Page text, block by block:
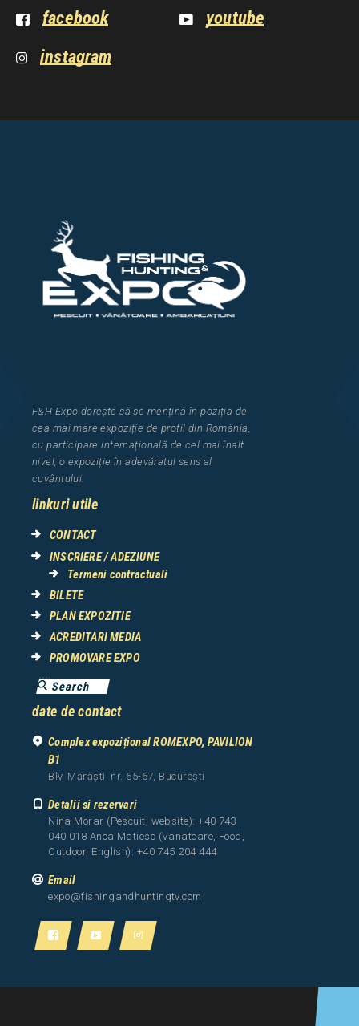
facebook
youtube
instagram
F&H Expo dorește să se mențină în poziția de
cea mai mare expoziție de profil din România,
cu participare internațională de cel maiînalt
nivel, o expoziție în adevăratul sens al
cuvântului.
linkuri utile
CONTACT
INSCRIERE / ADEZIUNE
Termeni contractuali
BILETE
PLAN EXPOZITIE
ACREDITARI MEDIA
PROMOVARE EXPO
date de contact
Complex expozițional ROMEXPO, PAVILION
B1
Blv. Mărăști, nr. 65-67, București
Detalii si rezervari
Nina Morar (Pescuit, website): +40 743
040 018 Anca Matiesc (Vanatoare, Food,
Outdoor, English): +40 745 204 444
Email
expo@fishingandhuntingtv.com